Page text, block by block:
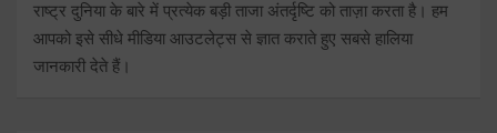
राष्ट्र दुनिया के बारे में प्रत्येक बड़ी ताजा अंतर्दृष्टि को ताज़ा करता है। हम
आपको इसे सीधे मीडिया आउटलेट्स से ज्ञात कराते हुए सबसे हालिया
जानकारी देते हैं।